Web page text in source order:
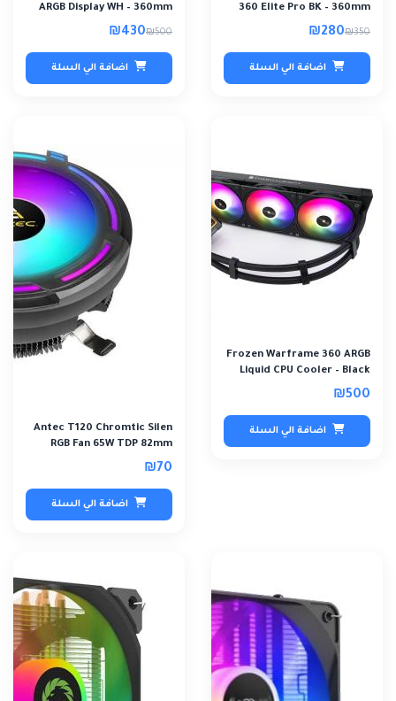
360 Elite Pro BK – 360mm
ARGB Liqui..
₪350
₪280
اضافة الي السلة
ARGB Display WH – 360mm
AIO Liquid Coole..
₪500
₪430
اضافة الي السلة
Frozen Warframe 360 ARGB
Liquid CPU Cooler – Black
₪500
اضافة الي السلة
Antec T120 Chromtic Silen
RGB Fan 65W TDP 82mm
Hight
₪70
اضافة الي السلة